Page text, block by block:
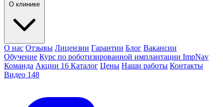
О клинике
О нас Отзывы Лицензии Гарантии Блог Вакансии
Обучение Курс по роботизированной имплантации ImpNav
Команда Акции 16 Каталог Цены Наши работы Контакты
Видео 148